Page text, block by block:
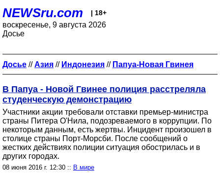
NEWSru.com | 18+
воскресенье, 9 августа 2026
Досье
Досье //Азия // Индонезия // Папуа-Новая Гвинея
В Папуа - Новой Гвинее полиция расстреляла
студенческую демонстрацию
Участники акции требовали отставки премьер-министра
страны Питера О'Нила, подозреваемого в коррупции. По
некоторым данным, есть жертвы. Инцидент произошел в
столице страны Порт-Морсби. После сообщений о
жестких действиях полиции ситуация обострилась и в
других городах.
08 июня 2016 г. 12:30 :: В мире